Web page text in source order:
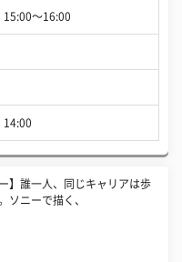
15:00〜16:00
14:00
ー】誰一人、同じキャリアは歩
ソニーで描く、